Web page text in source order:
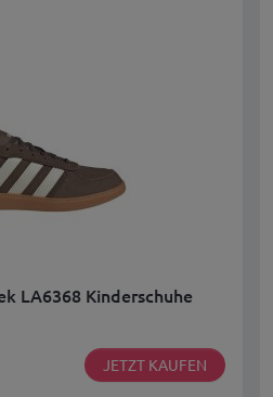
LA6368 Kinderschuhe
JETZT KAUFEN